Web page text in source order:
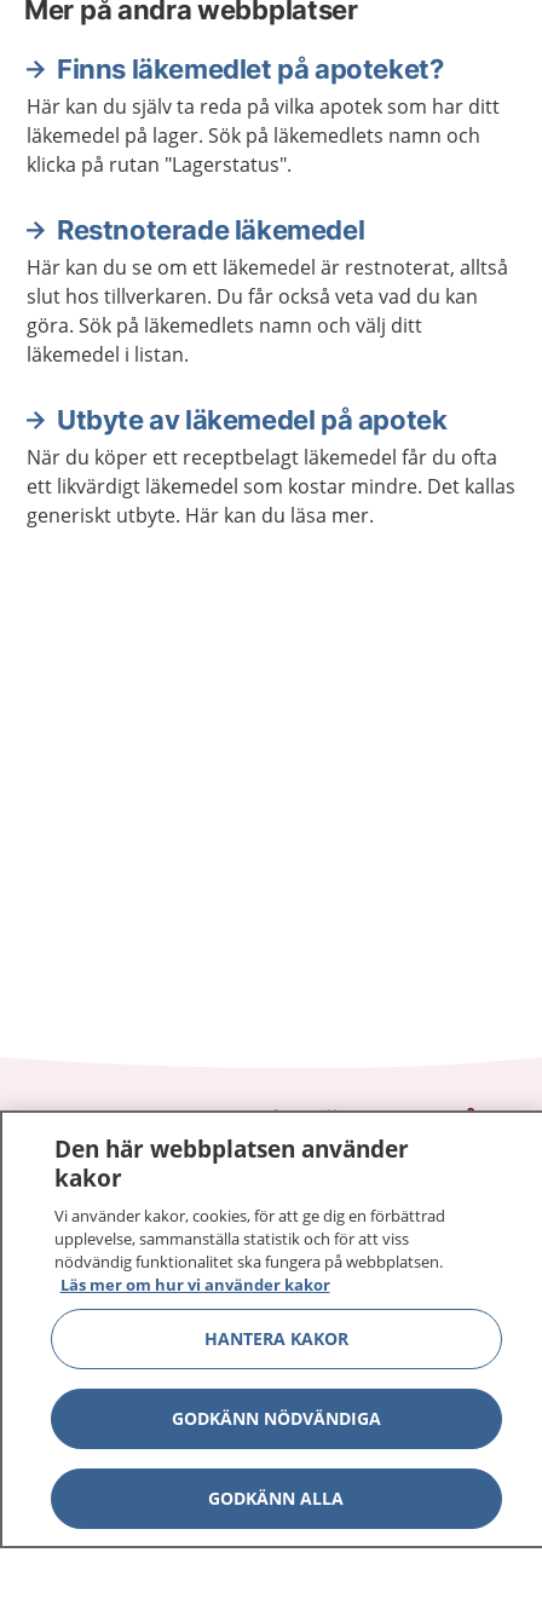
Mer på andra webbplatser
Finns läkemedlet på apoteket?
Här kan du själv ta reda på vilka apotek som har ditt
läkemedel på lager. Sök på läkemedlets namn och
klicka på rutan "Lagerstatus".
Restnoterade läkemedel
Här kan du se om ett läkemedel är restnoterat, alltså
slut hos tillverkaren. Du får också veta vad du kan
göra. Sök på läkemedlets namn och välj ditt
läkemedel i listan.
Utbyte av läkemedel på apotek
När du köper ett receptbelagt läkemedel får du ofta
ett likvärdigt läkemedel som kostar mindre. Det kallas
generiskt utbyte. Här kan du läsa mer.
1177–tryggt om din hälsa och vård
På 1177.se får du råd om hälsa och information om
sjukdomar och vilka mottagningar du kan kontakta.
Logga in för att läsa din journal och göra dina
vårdärenden. Ring telefonnummer 1177 för
sjukvårdsrådgivning dygnet runt.
1177 ger dig råd när du vill må bättre.
1177 på flera språk Visa
Om 1177 Visa
Den här webbplatsen använder
kakor
Vi använder kakor, cookies, för att ge dig en förbättrad
upplevelse, sammanställa statistik och för att viss
nödvändig funktionalitet ska fungera på webbplatsen.
Läs mer om hur vi använder kakor
HANTERA KAKOR
GODKÄNN NÖDVÄNDIGA
GODKÄNN ALLA